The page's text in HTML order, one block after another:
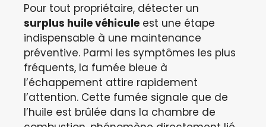
Pour tout propriétaire, détecter un
surplus huile véhicule est une étape
indispensable à une maintenance
préventive. Parmi les symptômes les plus
fréquents, la fumée bleue à
l’échappement attire rapidement
l’attention. Cette fumée signale que de
l’huile est brûlée dans la chambre de